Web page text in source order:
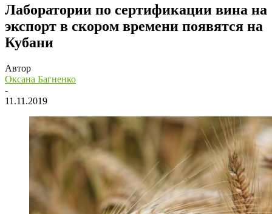
Лаборатории по сертификации вина на
экспорт в скором времени появятся на
Кубани
Автор
Оксана Багненко
-
11.11.2019